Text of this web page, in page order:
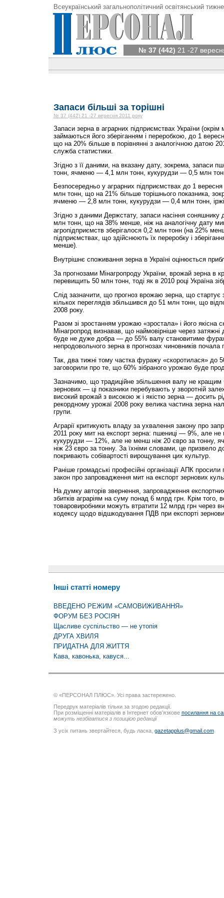
Всеукраїнський загальнополітичний освітянський
№ 37 (442) 21 -27
Запаси більші за торішні
№ 37 (442) 21 -27 вересня 2011 року
Запаси зерна в аграрних підприємствах України
займаються його зберіганням і переробкою, до 1
що на 20% більше в порівнянні з аналогічною датою
служба статистики.
Згідно з її даними, на вказану дату, зокрема, запаси
тонн, ячменю — 4,1 млн тонн, кукурудзи — 0,5 млн
Безпосередньо у аграрних підприємствах до 1
млн тонн, що на 21% більше торішнього показника,
ячменю — 2,8 млн тонн, кукурудзи — 0,4 млн тонн,
Згідно з даними Держстату, запаси насіння соняшнику
млн тонн, що на 38% менше, ніж на аналогічну дату
агропідприємств зберігалося 0,2 млн тонн (на 22%
підприємствах, що здійснюють їх переробку і
менше).
Внутрішнє споживання зерна в Україні оцінюється
За прогнозами Мінагропроду України, врожай зерна в
перевищить 50 млн тонн, тоді як в 2010 році Україна
Слід зазначити, що прогноз врожаю зерна, що стартує
кількох переглядів збільшився до 51 млн тонн, що
2008 року.
Разом зі зростанням урожаю «зростала» і його якісна
Мінагропрод визнавав, що наймовірніше через затяжні
буде не дуже добра — до 55% валу становитиме
непродовольчого зерна в прогнозах чиновників
Так, два тижні тому частка фуражу «скоротилася» до
заговорили про те, що 60% зібраного урожаю буде
Зазначимо, що традиційне збільшення валу не кращим
зернових — ці показники перебувають у зворотній
високий врожай з високою ж і якістю зерна — досить
рекордному урожаї 2008 року велика частина зерна
групи.
Аграрії критикують владу за ухвалення закону про
2011 року мит на експорт зерна: пшениці — 9%, але
кукурудзи — 12%, але не менш ніж 20 євро за тонну,
ніж 23 євро за тонну. За їхніми словами, це призвело
покривають собівартості вирощування цих культур.
Раніше громадські професійні організації АПК
закон про запровадження мит на експорт зернових
На думку авторів звернення, запровадження
збитків аграріям на суму понад 6 млрд грн. Крім
товаровиробники можуть втратити 12 млрд грн через
кодексу щодо відшкодування ПДВ при експорті
Інші статті номеру
ВВЕДЕНО РЕЖИМ «САМОВИЖИВАННЯ»
ФОРУМ БЕЗ РОСІЯН
Щасливе суспільство — не утопія
ДРУГА ХВИЛЯ
ПРИДАТНА ДЛЯ ЖИТТЯ
Кава, кавонька, кавуся...
© «ПЕРСОНАЛ ПЛЮС». Усі права застережено.
Передрук матеріалів тільки за згодою редакції.
При розміщенні матеріалів в Інтернет обов’язкове посилання на
можуть незбігатися з позицією редакції
З усіх питань звертайтеся, будь ласка, gazetapplus@gmail.com